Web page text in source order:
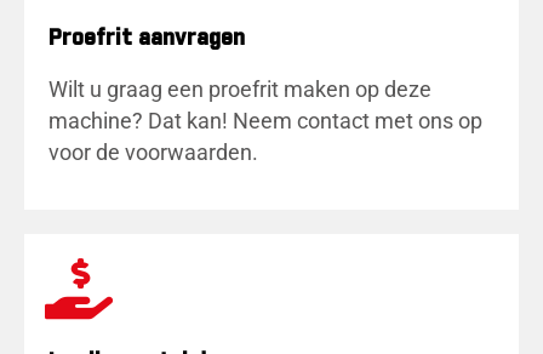
Proefrit aanvragen
Wilt u graag een proefrit maken op deze
machine? Dat kan! Neem contact met ons op
voor de voorwaarden.